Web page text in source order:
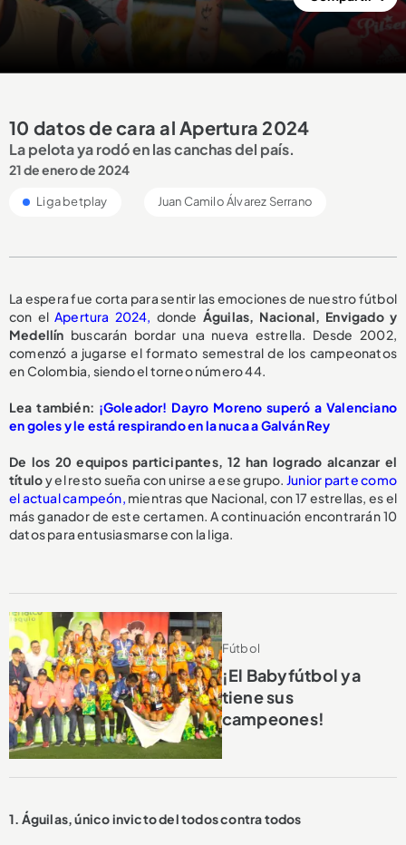
10 datos de cara al Apertura 2024
La pelota ya rodó en las canchas del país.
21 de enero de 2024
Liga betplay Juan Camilo Álvarez Serrano
La espera fue corta para sentir las emociones de nuestro fútbol
con elApertura 2024, donde Águilas, Nacional, Envigado y
Medellín buscarán bordar una nueva estrella. Desde 2002,
comenzó a jugarse el formato semestral de los campeonatos
en Colombia, siendo el torneo número 44.
Lea también: ¡Goleador! Dayro Moreno superó a Valenciano
en goles y le está respirando en la nuca a Galván Rey
De los 20 equipos participantes, 12 han logrado alcanzar el
títuloy el resto sueña con unirse a ese grupo.Junior parte como
el actual campeón, mientras que Nacional, con 17 estrellas, es el
más ganador de este certamen. A continuación encontrarán 10
datos para entusiasmarse con la liga.
Fútbol
¡El Babyfútbol ya
tiene sus
campeones!
1. Águilas, único invicto del todos contra todos